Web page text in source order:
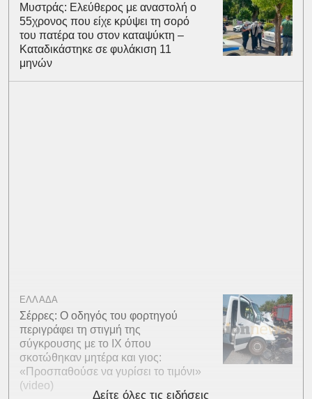
Μυστράς: Ελεύθερος με αναστολή ο
55χρονος που είχε κρύψει τη σορό
του πατέρα του στον καταψύκτη –
Καταδικάστηκε σε φυλάκιση 11
μηνών
ΕΛΛΑΔΑ
Σέρρες: Ο οδηγός του φορτηγού
περιγράφει τη στιγμή της
σύγκρουσης με το ΙΧ όπου
σκοτώθηκαν μητέρα και γιος:
«Προσπαθούσε να γυρίσει το τιμόνι»
(video)
Δείτε όλες τις ειδήσεις